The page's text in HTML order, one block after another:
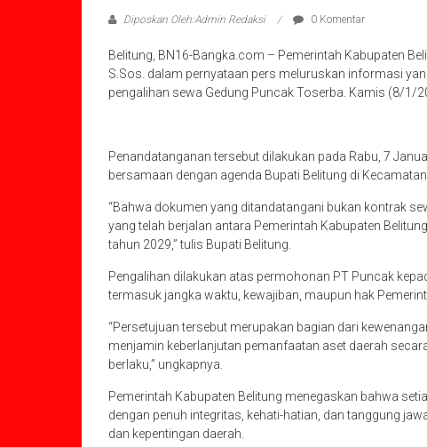
Diposkan Oleh:Admin Redaksi 0 Komentar
Belitung, BN16-Bangka.com – Pemerintah Kabupaten
S.Sos. dalam pernyataan pers meluruskan informasi
pengalihan sewa Gedung Puncak Toserba. Kamis (8/1/
Penandatanganan tersebut dilakukan pada Rabu, 7
bersamaan dengan agenda Bupati Belitung di
“Bahwa dokumen yang ditandatangani bukan kontrak
yang telah berjalan antara Pemerintah Kabupaten
tahun 2029,” tulis Bupati Belitung.
Pengalihan dilakukan atas permohonan PT Puncak
termasuk jangka waktu, kewajiban, maupun hak
“Persetujuan tersebut merupakan bagian dari
menjamin keberlanjutan pemanfaatan aset daerah
berlaku,” ungkapnya.
Pemerintah Kabupaten Belitung menegaskan bahwa
dengan penuh integritas, kehati-hatian, dan tanggung
dan kepentingan daerah.